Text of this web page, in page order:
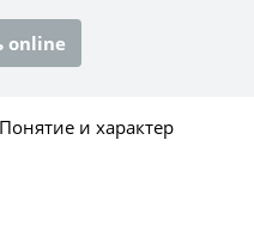
online
и характер